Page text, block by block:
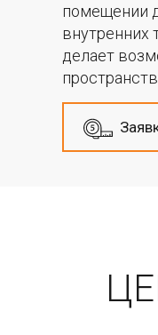
помещении
внутренних
делает